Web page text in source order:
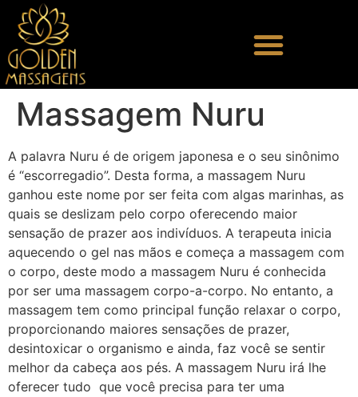
Massagem Nuru
A palavra Nuru é de origem japonesa e o seu sinônimo
é “escorregadio”. Desta forma, a massagem Nuru
ganhou este nome por ser feita com algas marinhas, as
quais se deslizam pelo corpo oferecendo maior
sensação de prazer aos indivíduos. A terapeuta inicia
aquecendo o gel nas mãos e começa a massagem com
o corpo, deste modo a massagem Nuru é conhecida
por ser uma massagem corpo-a-corpo. No entanto, a
massagem tem como principal função relaxar o corpo,
proporcionando maiores sensações de prazer,
desintoxicar o organismo e ainda, faz você se sentir
melhor da cabeça aos pés. A massagem Nuru irá lhe
oferecer tudo que você precisa para ter uma